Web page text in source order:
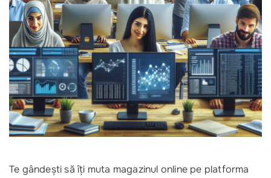
Te gândești să îți muta magazinul online pe platforma